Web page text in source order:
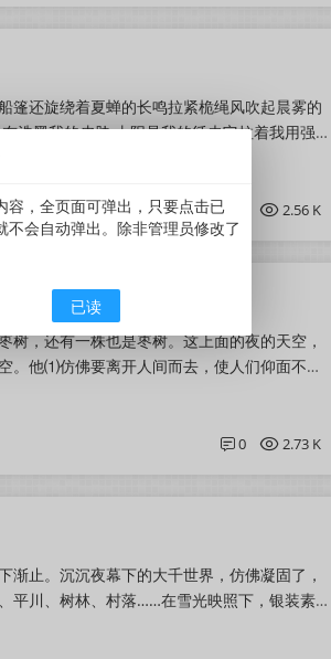
篷还旋绕着夏蝉的长鸣拉紧桅绳风吹起晨雾的
洗黑我的皮肤·太阳是我的纤夫它拉着我用强
向东向...
2.56 K
，还有一株也是枣树。这上面的夜的天空，
。他⑴仿佛要离开人间而去，使人们仰面不再
星星的眼...
0 2.73 K
止。沉沉夜幕下的大千世界，仿佛凝固了，
平川、树林、村落……在雪光映照下，银装素
了无生气。...
容，全页面可弹出，只要点击已
不会自动弹出。除非管理员修改了
已读